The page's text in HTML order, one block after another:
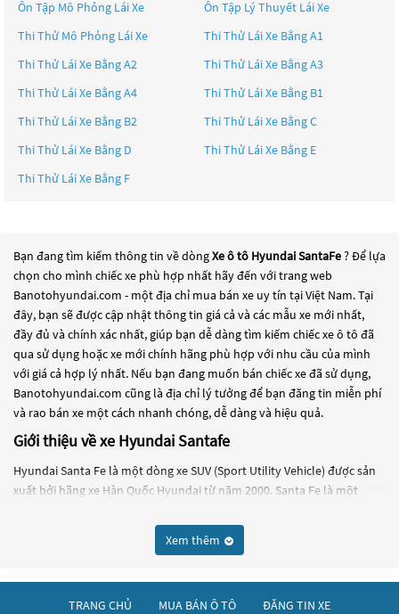
Ôn Tập Mô Phỏng Lái Xe
Ôn Tập Lý Thuyết Lái Xe
Thi Thử Mô Phỏng Lái Xe
Thi Thử Lái Xe Bằng A1
Thi Thử Lái Xe Bằng A2
Thi Thử Lái Xe Bằng A3
Thi Thử Lái Xe Bằng A4
Thi Thử Lái Xe Bằng B1
Thi Thử Lái Xe Bằng B2
Thi Thử Lái Xe Bằng C
Thi Thử Lái Xe Bằng D
Thi Thử Lái Xe Bằng E
Thi Thử Lái Xe Bằng F
Bạn đang tìm kiếm thông tin về dòngXe ô tô Hyundai SantaFe? Để lựa
chọn cho mình chiếc xe phù hợp nhất hãy đến với trang web
Banotohyundai.com - một địa chỉ mua bán xe uy tín tại Việt Nam. Tại
đây, bạn sẽ được cập nhật thông tin giá cả và các mẫu xe mới nhất,
đầy đủ và chính xác nhất, giúp bạn dễ dàng tìm kiếm chiếc xe ô tô đã
qua sử dụng hoặc xe mới chính hãng phù hợp với nhu cầu của mình
với giá cả hợp lý nhất. Nếu bạn đang muốn bán chiếc xe đã sử dụng,
Banotohyundai.com cũng là địa chỉ lý tưởng để bạn đăng tin miễn phí
và rao bán xe một cách nhanh chóng, dễ dàng và hiệu quả.
Giới thiệu về xe Hyundai Santafe
Hyundai Santa Fe là một dòng xe SUV (Sport Utility Vehicle) được sản
xuất bởi hãng xe Hàn Quốc Hyundai từ năm 2000. Santa Fe là một
với các đối thủ trong phân khúc như Toyota Highlander, Honda Pilot
đến thế hệ thứ 4. Santa Fe có thiết kế hiện đại, khả năng vận hành tốt,
Xem thêm
TRANG CHỦ MUA BÁN Ô TÔ ĐĂNG TIN XE